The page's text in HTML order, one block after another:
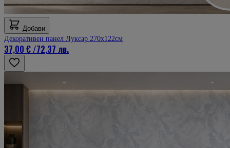
Добави
Декоративен панел Луксар 270х122см
37,00 €/72,37 лв.